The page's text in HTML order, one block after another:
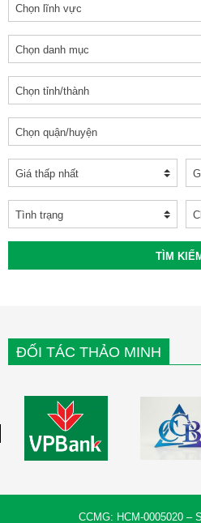
TÌM
ĐỐI TÁC THẢO MINH
CCMG: HCM-0005020 –